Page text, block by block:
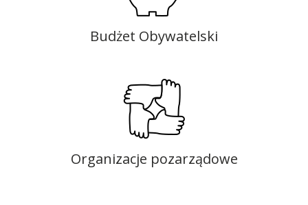
Budżet Obywatelski
Organizacje pozarządowe